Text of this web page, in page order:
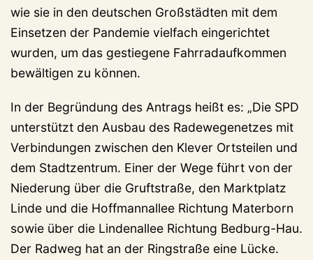
wie sie in den deutschen Großstädten mit dem
Einsetzen der Pandemie vielfach eingerichtet
wurden, um das gestiegene Fahrradaufkommen
bewältigen zu können.
In der Begründung des Antrags heißt es: „Die SPD
unterstützt den Ausbau des Radewegenetzes mit
Verbindungen zwischen den Klever Ortsteilen und
dem Stadtzentrum. Einer der Wege führt von der
Niederung über die Gruftstraße, den Marktplatz
Linde und die Hoffmannallee Richtung Materborn
sowie über die Lindenallee Richtung Bedburg-Hau.
Der Radweg hat an der Ringstraße eine Lücke.